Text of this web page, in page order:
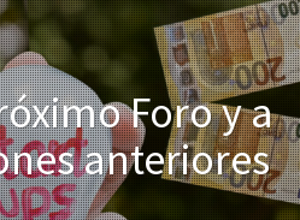
Foro y a
anteriores